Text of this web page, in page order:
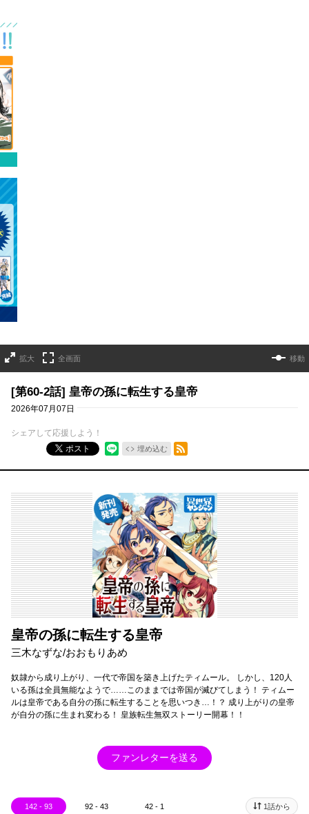
拡大 全画面 移動
[第60-2話] 皇帝の孫に転生する皇帝
2026年07月07日
シェアして応援しよう！
ポスト
埋め込む
RSSフィード
皇帝の孫に転生する皇帝
三木なずな/おおもりあめ
奴隷から成り上がり、一代で帝国を築き上げたティムール。 しかし、120人
いる孫は全員無能なようで……このままでは帝国が滅びてしまう！ ティムー
ルは皇帝である自分の孫に転生することを思いつき…！？ 成り上がりの皇帝
が自分の孫に生まれ変わる！ 皇族転生無双ストーリー開幕！！
ファンレターを送る
142 - 93 92 - 43 42 - 1 1話から